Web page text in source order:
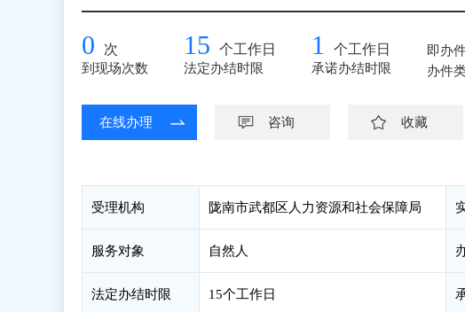
0 次
到现场次数
15 个工作日
法定办结时限
1 个工作日
承诺办结时限
即办
办件
在线办理 咨询 收藏
受理机构 陇南市武都区人力资源和社会保障局
服务对象 自然人
法定办结时限 15个工作日